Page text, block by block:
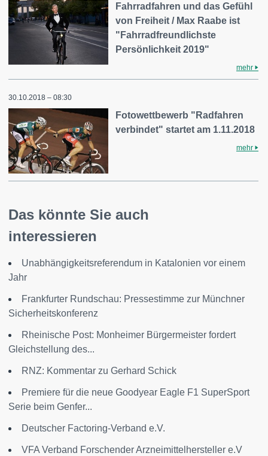
Fahrradfahren und das Gefühl
von Freiheit / Max Raabe ist
"Fahrradfreundlichste
Persönlichkeit 2019"
mehr
30.10.2018 – 08:30
Fotowettbewerb "Radfahren
verbindet" startet am 1.11.2018
mehr
Das könnte Sie auch
interessieren
Unabhängigkeitsreferendum in Katalonien vor einem
Jahr
Frankfurter Rundschau: Pressestimme zur Münchner
Sicherheitskonferenz
Rheinische Post: Monheimer Bürgermeister fordert
Gleichstellung des...
RNZ: Kommentar zu Gerhard Schick
Premiere für die neue Goodyear Eagle F1 SuperSport
Serie beim Genfer...
Deutscher Factoring-Verband e.V.
VFA Verband Forschender Arzneimittelhersteller e.V